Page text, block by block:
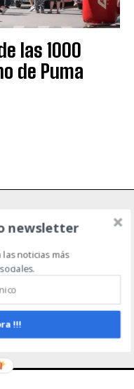
las 1000
de Puma
EVENTOS
GANADERÍA
newsletter
noticias más
!!!